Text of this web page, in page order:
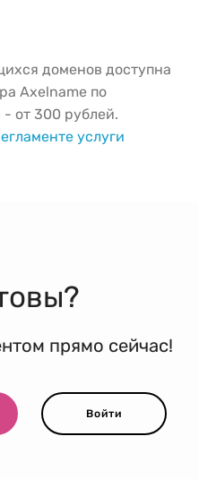
доменов доступна
Axelname по
от 300 рублей.
услуги
прямо сейчас!
Войти